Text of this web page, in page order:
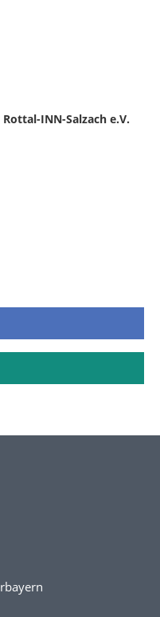
INN-Salzach e.V.